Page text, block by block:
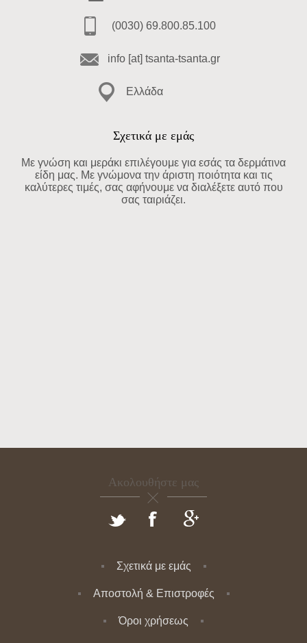
(0030) 69.800.85.100
info [at] tsanta-tsanta.gr
Ελλάδα
Σχετικά με εμάς
Με γνώση και μεράκι επιλέγουμε για εσάς τα δερμάτινα
είδη μας. Με γνώμονα την άριστη ποιότητα και τις
καλύτερες τιμές, σας αφήνουμε να διαλέξετε αυτό που
σας ταιριάζει.
Ακολουθήστε μας
Σχετικά με εμάς
Αποστολή & Επιστροφές
Όροι χρήσεως